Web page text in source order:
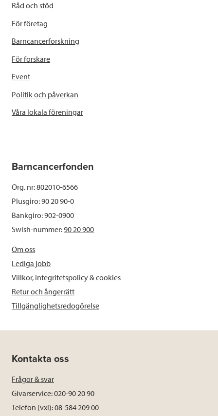
Råd och stöd
För företag
Barncancerforskning
För forskare
Event
Politik och påverkan
Våra lokala föreningar
Barncancerfonden
Org. nr: 802010-6566
Plusgiro: 90 20 90-0
Bankgiro: 902-0900
Swish-nummer:90 20 900
Om oss
Lediga jobb
Villkor, integritetspolicy & cookies
Retur och ångerrätt
Tillgänglighetsredogörelse
Kontakta oss
Frågor & svar
Givarservice: 020-90 20 90
Telefon (vxl): 08-584 209 00